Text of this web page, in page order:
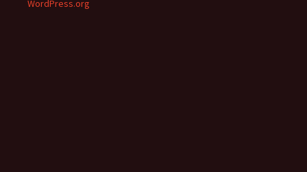
WordPress.org